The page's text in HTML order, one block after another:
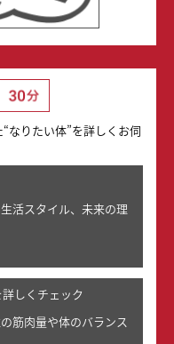
なりたい体”を詳しくお伺
活スタイル、未来の理
しくチェック
筋肉量や体のバランス